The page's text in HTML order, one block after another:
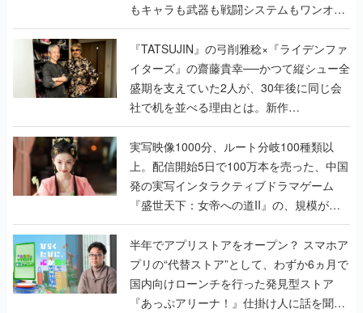
もキャラも武器も戦闘システムもワンオフ
で作り込まれた理由を両ディレクターに聞
く
『TATSUJIN』の弓削雅稔×『ライデンファ
イターズ』の齋藤貴幸──かつて縦シュー全
盛期を支えていた2人が、30年後に同じ会
社で机を並べる理由とは。新作
『TATSUJIN EXTREME』で初タッグを組
んだレジェンド2人に訊く開発秘話
実写映像1000分、ルート分岐100種類以
上。配信開始5日で100万本を売った、中国
発の実写インタラクティブドラマゲーム
『盛世天下：女帝への道II』の、規模が違
うこだわりをプロデューサーに聞いた
半年でアプリストアをオープン？ スマホア
プリの“代替ストア”として、わずか6ヵ月で
国内向けローンチを行った発見型ストア
『あっぷアリーナ！』仕掛け人に話を聞い